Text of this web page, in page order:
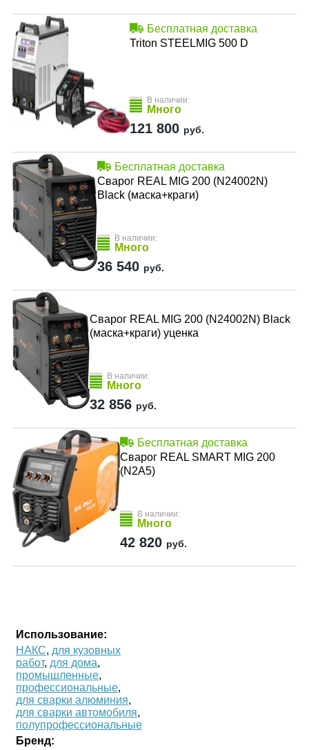
Бесплатная доставка
Triton STEELMIG 500 D
В наличии:
Много
121 800 руб.
Бесплатная доставка
Сварог REAL MIG 200 (N24002N)
Black (маска+краги)
В наличии:
Много
36 540 руб.
Сварог REAL MIG 200 (N24002N) Black
(маска+краги) уценка
В наличии:
Много
32 856 руб.
Бесплатная доставка
Сварог REAL SMART MIG 200
(N2A5)
В наличии:
Много
42 820 руб.
Использование:
НАКС, для кузовных
работ, для дома,
промышленные,
профессиональные,
для сварки алюминия,
для сварки автомобиля,
полупрофессиональные
Бренд: